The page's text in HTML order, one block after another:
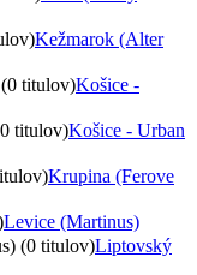
Kežmarok (Alter
titulov)Košice -
titulov)Košice - Urban
Krupina (Ferove
Levice (Martinus)
(0 titulov)Liptovský